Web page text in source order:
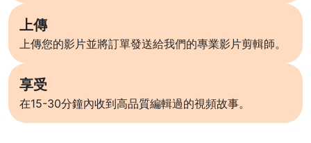
上傳
上傳您的影片並將訂單發送給我們的專業影片剪輯師。
享受
在15-30分鐘內收到高品質編輯過的視頻故事。